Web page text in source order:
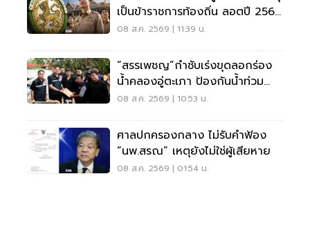
เป็นข้าราชการท้องถิ่น ลอตปี 2568
ใหม่
08 ส.ค. 2569 | 11:39 น.
“สรรเพชญ”กำชับเร่งขุดลอกร่อง
น้ำคลองอู่ตะเภา ป้องกันน้ำท่วม
สงขลา
08 ส.ค. 2569 | 10:53 น.
ศาลปกครองกลาง ไม่รับคำฟ้อง
“นพ.สรณ” เหตุยังไม่ใช่ผู้เสียหาย
08 ส.ค. 2569 | 01:54 น.